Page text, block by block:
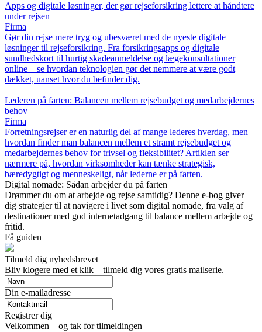
Apps og digitale løsninger, der gør rejseforsikring lettere at håndtere
under rejsen
Firma
Gør din rejse mere tryg og ubesværet med de nyeste digitale
løsninger til rejseforsikring. Fra forsikringsapps og digitale
sundhedskort til hurtig skadeanmeldelse og lægekonsultationer
online – se hvordan teknologien gør det nemmere at være godt
dækket, uanset hvor du befinder dig.
Lederen på farten: Balancen mellem rejsebudget og medarbejdernes
behov
Firma
Forretningsrejser er en naturlig del af mange lederes hverdag, men
hvordan finder man balancen mellem et stramt rejsebudget og
medarbejdernes behov for trivsel og fleksibilitet? Artiklen ser
nærmere på, hvordan virksomheder kan tænke strategisk,
bæredygtigt og menneskeligt, når lederne er på farten.
Digital nomade: Sådan arbejder du på farten
Drømmer du om at arbejde og rejse samtidig? Denne e-bog giver
dig strategier til at navigere i livet som digital nomade, fra valg af
destinationer med god internetadgang til balance mellem arbejde og
fritid.
Få guiden
Tilmeld dig nyhedsbrevet
Bliv klogere med et klik – tilmeld dig vores gratis mailserie.
Din e-mailadresse
Registrer dig
Velkommen – og tak for tilmeldingen